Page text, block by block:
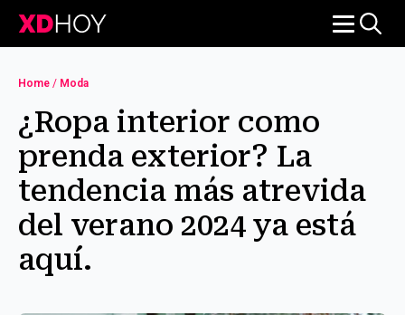
Search
Home / Moda
¿Ropa interior como
prenda exterior? La
tendencia más atrevida
del verano 2024 ya está
aquí.